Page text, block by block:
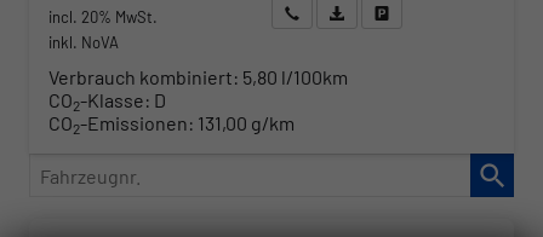
incl. 20% MwSt.
inkl. NoVA
Wir rufen Sie anAngebot drucken (PDF)
Verbrauch kombiniert: 5,80 l/100km
CO2-Klasse: D
CO2-Emissionen: 131,00 g/km
Fahrzeugnr.